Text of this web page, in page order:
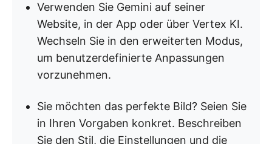
Verwenden Sie Gemini auf seiner
Website, in der App oder über Vertex KI.
Wechseln Sie in den erweiterten Modus,
um benutzerdefinierte Anpassungen
vorzunehmen.
Sie möchten das perfekte Bild? Seien Sie
in Ihren Vorgaben konkret. Beschreiben
Sie den Stil, die Einstellungen und die